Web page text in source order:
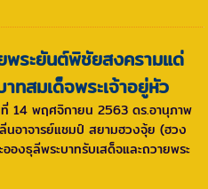
พระยันต์พิชัยสงครามแด่
ทสมเด็จพระเจ้าอยู่หัว
ที่ 14 พฤศจิกายน 2563 ดร.อานุภาพ
นอาจารย์แชมป์ สยามฮวงจุ้ย (ฮวง
องธุลีพระบาทรับเสด็จและถวายพระ